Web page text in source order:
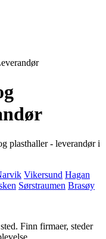
plasthaller - leverandør i
Vikersund Hagan
Sørstraumen Brasøy
Finn firmaer, steder